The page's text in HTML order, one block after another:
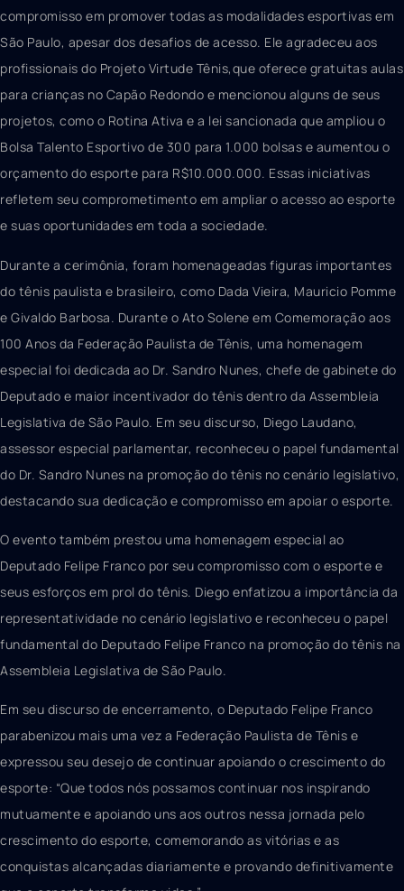
compromisso em promover todas as modalidades esportivas em
São Paulo, apesar dos desafios de acesso. Ele agradeceu aos
profissionais do Projeto Virtude Tênis,que oferece gratuitas aulas
para crianças no Capão Redondo e mencionou alguns de seus
projetos, como o Rotina Ativa e a lei sancionada que ampliou o
Bolsa Talento Esportivo de 300 para 1.000 bolsas e aumentou o
orçamento do esporte para R$10.000.000. Essas iniciativas
refletem seu comprometimento em ampliar o acesso ao esporte
e suas oportunidades em toda a sociedade.
Durante a cerimônia, foram homenageadas figuras importantes
do tênis paulista e brasileiro, como Dada Vieira, Mauricio Pomme
e Givaldo Barbosa. Durante o Ato Solene em Comemoração aos
100 Anos da Federação Paulista de Tênis, uma homenagem
especial foi dedicada ao Dr. Sandro Nunes, chefe de gabinete do
Deputado e maior incentivador do tênis dentro da Assembleia
Legislativa de São Paulo. Em seu discurso, Diego Laudano,
assessor especial parlamentar, reconheceu o papel fundamental
do Dr. Sandro Nunes na promoção do tênis no cenário legislativo,
destacando sua dedicação e compromisso em apoiar o esporte.
O evento também prestou uma homenagem especial ao
Deputado Felipe Franco por seu compromisso com o esporte e
seus esforços em prol do tênis. Diego enfatizou a importância da
representatividade no cenário legislativo e reconheceu o papel
fundamental do Deputado Felipe Franco na promoção do tênis na
Assembleia Legislativa de São Paulo.
Em seu discurso de encerramento, o Deputado Felipe Franco
parabenizou mais uma vez a Federação Paulista de Tênis e
expressou seu desejo de continuar apoiando o crescimento do
esporte: “Que todos nós possamos continuar nos inspirando
mutuamente e apoiando uns aos outros nessa jornada pelo
crescimento do esporte, comemorando as vitórias e as
conquistas alcançadas diariamente e provando definitivamente